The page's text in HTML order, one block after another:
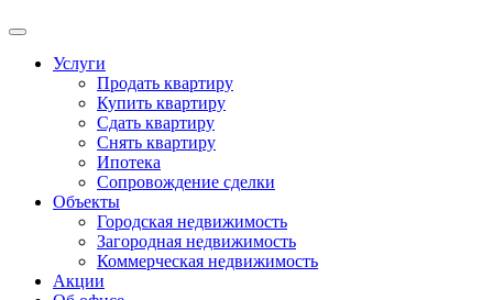
Услуги
Продать квартиру
Купить квартиру
Сдать квартиру
Снять квартиру
Ипотека
Сопровождение сделки
Объекты
Городская недвижимость
Загородная недвижимость
Коммерческая недвижимость
Акции